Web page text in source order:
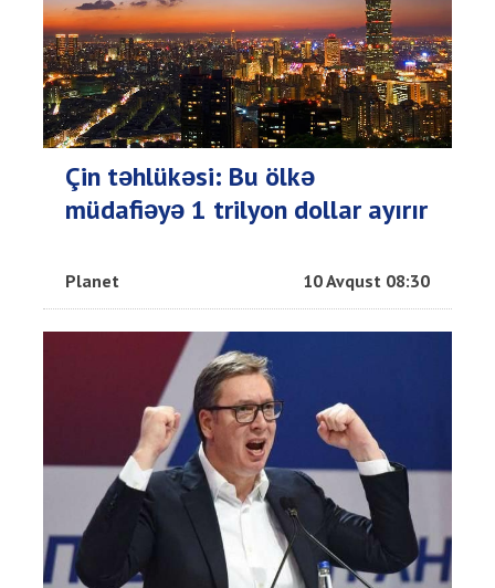
Çin təhlükəsi: Bu ölkə
müdafiəyə 1 trilyon dollar ayırır
Planet 10 Avqust 08:30